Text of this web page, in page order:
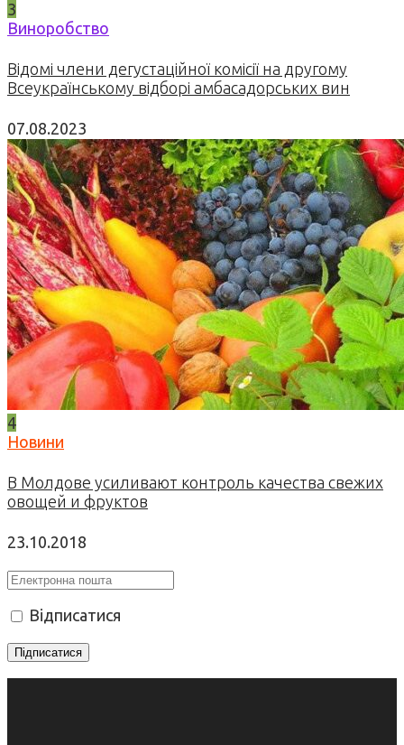
3
Виноробство
Відомі члени дегустаційної комісії на другому
Всеукраїнському відборі амбасадорських вин
07.08.2023
4
Новини
В Молдове усиливают контроль качества свежих
овощей и фруктов
23.10.2018
Відписатися